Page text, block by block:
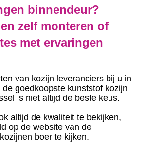
binnendeur?
zelf monteren of
met ervaringen
van kozijn leveranciers bij u in
goedkoopste kunststof kozijn
is niet altijd de beste keus.
altijd de kwaliteit te bekijken,
op de website van de
boer te kijken.